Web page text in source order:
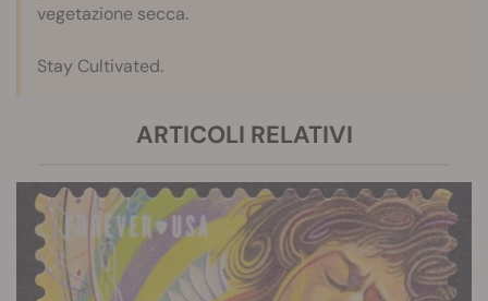
vegetazione secca.
Stay Cultivated.
ARTICOLI RELATIVI